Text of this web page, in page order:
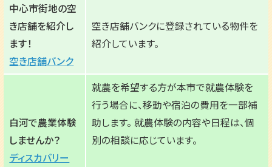
中心市街地の空
き店舗を紹介し
ます！
空き店舗バンク
空き店舗バンクに登録されている物件を
紹介しています。
白河で農業体験
しませんか？
ディスカバリー
就農を希望する方が本市で就農体験を
行う場合に、移動や宿泊の費用を一部補
助します。 就農体験の内容や日程は、個
別の相談に応じています。